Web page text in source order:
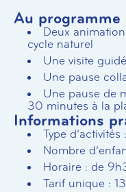
Au programme
Deux
cycle naturel
Une visite
Une pause
Une pause de
30 minutes à la
Informations
Type
Nombre
Horaire : de
Tarif unique :